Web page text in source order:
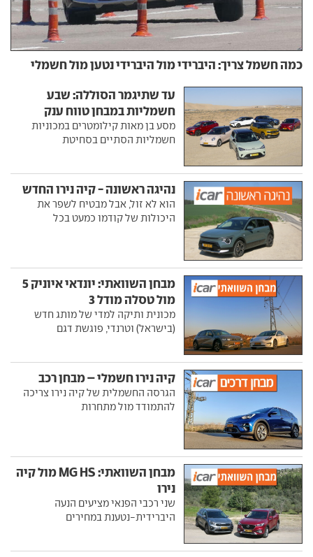
כמה חשמל צריך: היברידי מול היברידי נטען מול חשמלי
עד שתיגמר הסוללה: שבע
חשמליות במבחן טווח ענק
מסע בן מאות קילומטרים במכוניות
חשמליות הסתיים בסחיטת
נהיגה ראשונה - קיה נירו החדש
הוא לא זול, אבל מבטיח לשפר את
היכולות של קודמו כמעט בכל
מבחן השוואתי: יונדאי איוניק 5
מול טסלה מודל 3
מכונית ותיקה למדי של מותג חדש
(בישראל) וטרנדי, פוגשת דגם
קיה נירו חשמלי – מבחן רכב
הגרסה החשמלית של קיה נירו צריכה
להתמודד מול מתחרות
מבחן השוואתי: MG HS מול קיה
נירו
שני רכבי הפנאי מציעים הנעה
היברידית-נטענת במחירים